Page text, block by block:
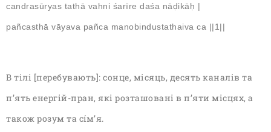
candrasūryas tathā vahni śarīre daśa nāḍikāḥ |
pañcasthā vāyava pañca manobindustathaiva ca ||1||
В тілі [перебувають]: сонце, місяць, десять каналів та
п’ять енергій-пран, які розташовані в п’яти місцях, а
також розум та сíм’я.